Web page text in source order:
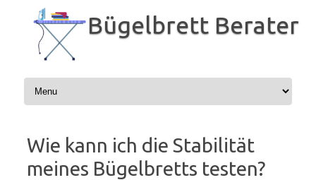
Inhalt
springen
Bügelbrett Berater
Wie kann ich die Stabilität
meines Bügelbretts testen?